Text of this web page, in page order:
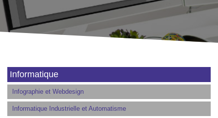
Informatique
Infographie et Webdesign
Informatique Industrielle et Automatisme